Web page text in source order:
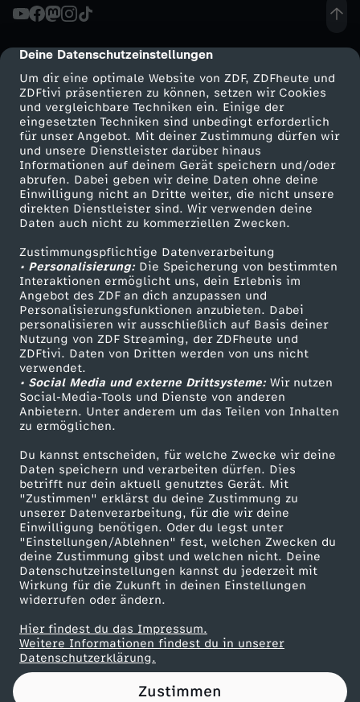
cmp-dialog-description
Deine Datenschutzeinstellungen
Um dir eine optimale Website von ZDF, ZDFheute und
ZDFtivi präsentieren zu können, setzen wir Cookies
und vergleichbare Techniken ein. Einige der
eingesetzten Techniken sind unbedingt erforderlich
für unser Angebot. Mit deiner Zustimmung dürfen wir
und unsere Dienstleister darüber hinaus
Informationen auf deinem Gerät speichern und/oder
abrufen. Dabei geben wir deine Daten ohne deine
Einwilligung nicht an Dritte weiter, die nicht unsere
direkten Dienstleister sind. Wir verwenden deine
Daten auch nicht zu kommerziellen Zwecken.
Zustimmungspflichtige Datenverarbeitung
• Personalisierung:Die Speicherung von bestimmten
Interaktionen ermöglicht uns, dein Erlebnis im
Angebot des ZDF an dich anzupassen und
Personalisierungsfunktionen anzubieten. Dabei
personalisieren wir ausschließlich auf Basis deiner
Nutzung von ZDF Streaming, der ZDFheute und
ZDFtivi. Daten von Dritten werden von uns nicht
verwendet.
• Social Media und externe Drittsysteme:Wir nutzen
Social-Media-Tools und Dienste von anderen
Anbietern. Unter anderem um das Teilen von Inhalten
zu ermöglichen.
Du kannst entscheiden, für welche Zwecke wir deine
Daten speichern und verarbeiten dürfen. Dies
betrifft nur dein aktuell genutztes Gerät. Mit
"Zustimmen" erklärst du deine Zustimmung zu
unserer Datenverarbeitung, für die wir deine
Einwilligung benötigen. Oder du legst unter
"Einstellungen/Ablehnen" fest, welchen Zwecken du
deine Zustimmung gibst und welchen nicht. Deine
Datenschutzeinstellungen kannst du jederzeit mit
Wirkung für die Zukunft in deinen Einstellungen
widerrufen oder ändern.
Hier findest du das Impressum.
Weitere Informationen findest du in unserer
Datenschutzerklärung.
Zustimmen
e
l
b
s
t
e
r
f
a
h
r
u
n
g
m
i
t
K
Mehr ZDF
ZDF-Apps
Smart TV
ZDFtext
Livestreams
Sendungen A-Z
TV-Programm
Service
ZDFmitreden
Kontakt zum ZDF
Tickets
Zuschauerservice
Hilfe
ZDF Unternehmen
Karriere
ZDF goes Schule
Werbefernsehen
Mainzelmännchen
Partner